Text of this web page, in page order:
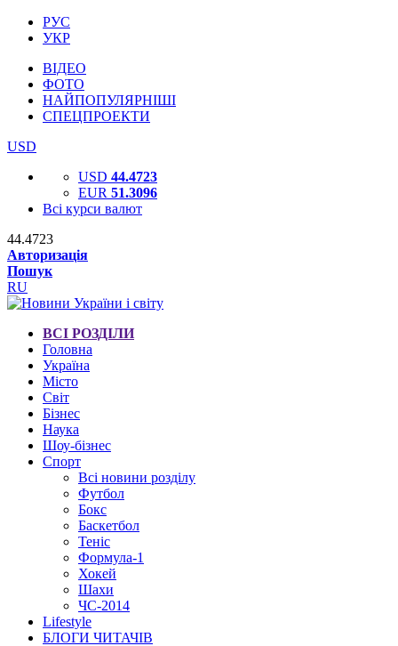
РУС
УКР
ВІДЕО
ФОТО
НАЙПОПУЛЯРНІШІ
СПЕЦПРОЕКТИ
USD
USD 44.4723
EUR 51.3096
Всі курси валют
44.4723
Авторизація
Пошук
RU
ВСІ РОЗДІЛИ
Головна
Україна
Місто
Світ
Бізнес
Наука
Шоу-бізнес
Спорт
Всі новини розділу
Футбол
Бокс
Баскетбол
Теніс
Формула-1
Хокей
Шахи
ЧС-2014
Lifestyle
БЛОГИ ЧИТАЧІВ